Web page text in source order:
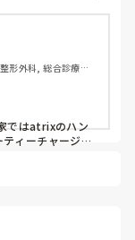
形外科, 総合診療科,
ではatrixのハン
ィーチャージを
けになったこと